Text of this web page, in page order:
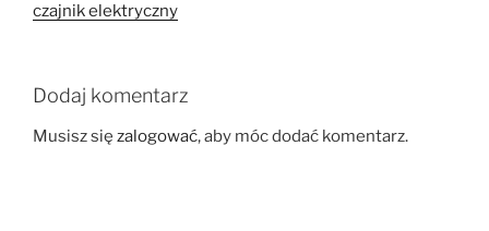
czajnik elektryczny
Dodaj komentarz
Musisz się zalogować, aby móc dodać komentarz.